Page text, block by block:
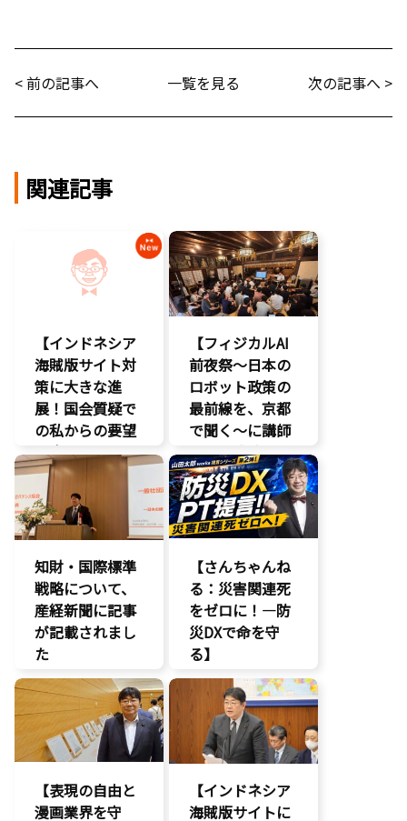
< 前の記事へ 一覧を見る 次の記事へ >
関連記事
【インドネシア
海賊版サイト対
策に大きな進
展！国会質疑で
の私からの要望
に応え、三谷法
務副大臣がイン
ドネシア法務副
大臣に運営……
エンタメ支援
エンタメ産業
促進
デジタル著作
権
知的財産
経済政策
著作権
【フィジカルAI
前夜祭～日本の
ロボット政策の
最前線を、京都
で聞く～に講師
として登壇。会
場は満員御礼、
絶えない人の出
入りと……
知財・国際標準
戦略について、
産経新聞に記事
が記載されまし
た
報道記事
知的財産
著作権
【さんちゃんね
る：災害関連死
をゼロに！―防
災DXで命を守
る】
DX
命を守る
防災
【表現の自由と
漫画業界を守
【インドネシア
海賊版サイトに